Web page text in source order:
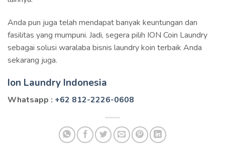
Anda pun juga telah mendapat banyak keuntungan dan
fasilitas yang mumpuni. Jadi, segera pilih ION Coin Laundry
sebagai solusi waralaba bisnis laundry koin terbaik Anda
sekarang juga.
Ion Laundry Indonesia
Whatsapp : +62 812-2226-0608